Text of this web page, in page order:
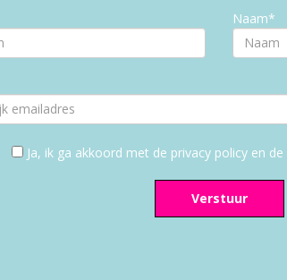
Naam*
Ja, ik ga akkoord met de privacy policy en
Verstuur